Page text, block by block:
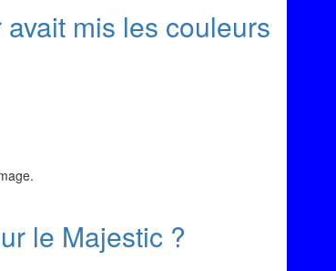
mis les couleurs
le Majestic ?